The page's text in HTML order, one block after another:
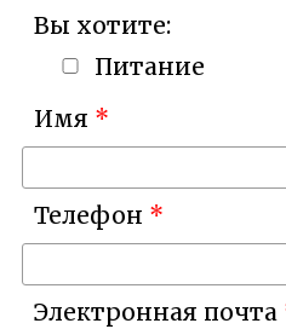
Вы хотите:
Питание
Имя
Телефон
Электронная почта